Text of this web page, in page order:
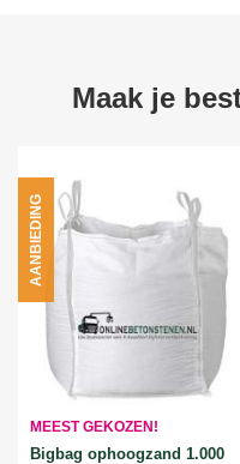
Maak je
MEEST GEKOZEN!
Bigbag ophoogzand 1.000
AANBIEDING